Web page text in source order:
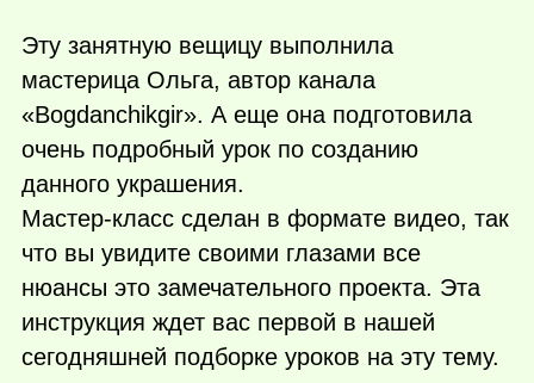
Эту занятную вещицу выполнила
мастерица Ольга, автор канала
«Bogdanchikgir». А еще она подготовила
очень подробный урок по созданию
данного украшения.
Мастер-класс сделан в формате видео, так
что вы увидите своими глазами все
нюансы это замечательного проекта. Эта
инструкция ждет вас первой в нашей
сегодняшней подборке уроков на эту тему.